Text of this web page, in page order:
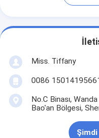
Miss. Tiffany
0086
No.C Binası,
Bao'an Bölgesi,